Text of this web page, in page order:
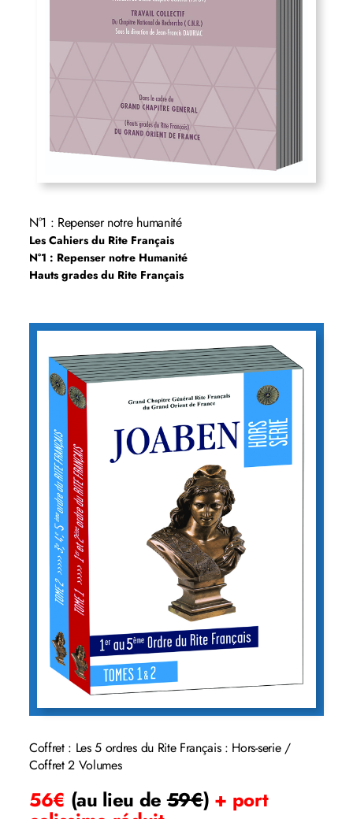
N°1 : Repenser notre humanité
Les Cahiers du Rite Français
N°1 : Repenser notre Humanité
Hauts grades du Rite Français
Coffret : Les 5 ordres du Rite Français : Hors-serie /
Coffret 2 Volumes
56€ (au lieu de59€) + port